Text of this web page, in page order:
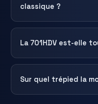
classique ?
La 701HDV est-elle
Sur quel trépied la